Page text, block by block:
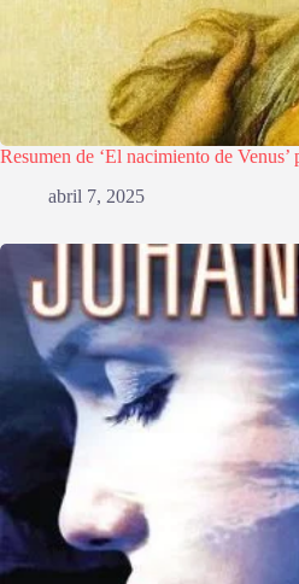
Resumen de ‘El nacimiento de
abril 7, 2025